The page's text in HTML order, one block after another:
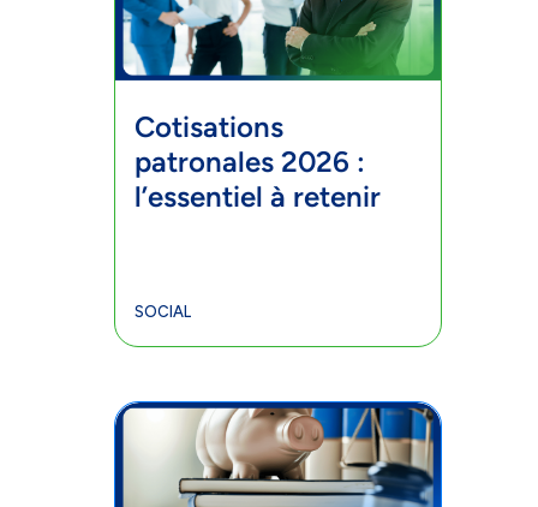
Cotisations
patronales 2026 :
l’essentiel à retenir
SOCIAL